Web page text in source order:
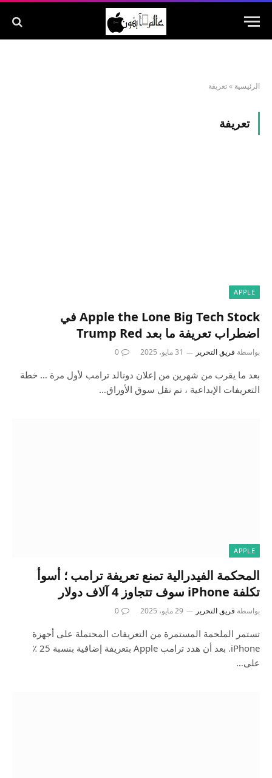
الرئيسية »تعريفة
تعريفة
APPLE
Apple the Lone Big Tech Stock في
اضطراب تعريفة ما بعد Trump Red
بواسطة فريق التحرير 31 مايو، 2025 0
بعد ما يقرب من شهرين من إعلان دونالد ترامب لأول مرة … خطة
التعريفات الإبداعية ، تم نقل سوق الأوراق…
APPLE
المحكمة الفيدرالية تمنع تعريفة ترامب ؛ أسوأ
تكلفة iPhone سوف تتجاوز 4 آلاف دولار
بواسطة فريق التحرير 29 مايو، 2025 0
تستمر الملحمة المستمرة من التعريفات المحتملة على أجهزة
iPhone. بعد أن هدد ترامب Apple بتعريفة إضافية بنسبة 25 ٪
على…